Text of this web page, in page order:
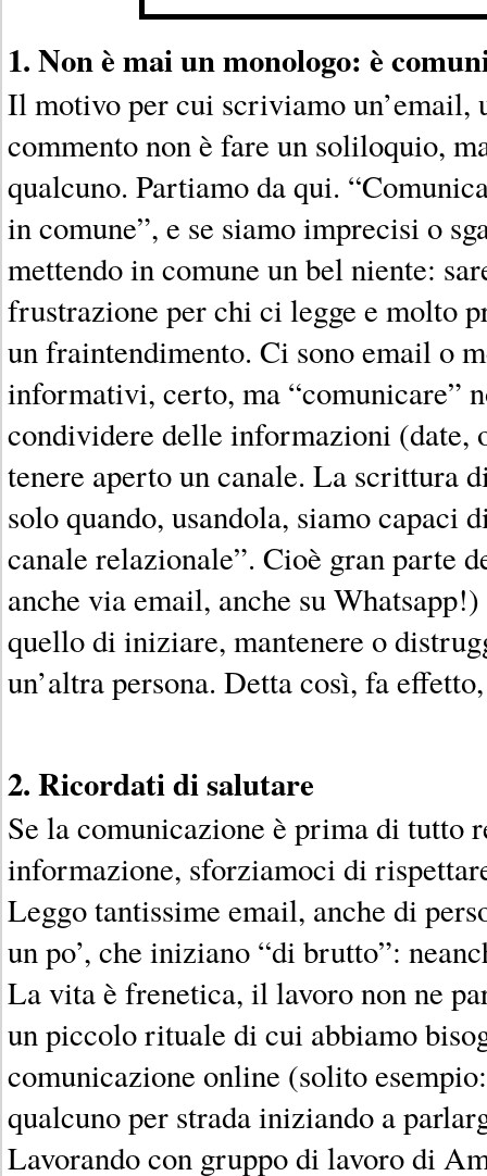
1. Non è mai un monologo: è
Il motivo per cui scriviamo un’email,
commento non è fare un soliloquio,
qualcuno. Partiamo da qui.
in comune”, e se siamo imprecisi o
mettendo in comune un bel niente:
frustrazione per chi ci legge e molto
un fraintendimento. Ci sono email o
informativi, certo, ma “comunicare”
condividere delle informazioni (date,
tenere aperto un canale. La scrittura
solo quando, usandola, siamo capaci
canale relazionale”. Cioè gran parte
anche via email, anche su
quello di iniziare, mantenere o
un’altra persona. Detta così, fa
2. Ricordati di salutare
Se la comunicazione è prima di tutto
informazione, sforziamoci di
Leggo tantissime email, anche di
un po’, che iniziano “di brutto”:
La vita è frenetica, il lavoro non ne
un piccolo rituale di cui abbiamo
comunicazione online (solito
qualcuno per strada iniziando a
Lavorando con gruppo di lavoro di